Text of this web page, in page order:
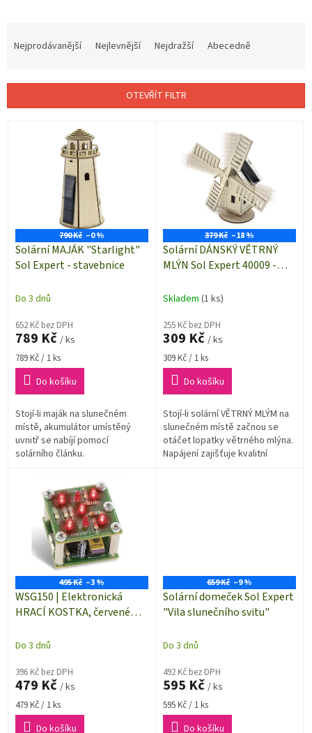
í
Nejprodávanější Nejlevnější Nejdražší Abecedně
OTEVŘÍT FILTR
790 Kč –0 %
Solární MAJÁK "Starlight"
Sol Expert - stavebnice
Do 3 dnů
652 Kč bez DPH
789 Kč / ks
Měrná
cena:
789 Kč / 1 ks
Do košíku
Stojí-li maják na slunečném
místě, akumulátor umístěný
uvnitř se nabíjí pomocí
solárního článku.
379 Kč –18 %
Solární DÁNSKÝ VĚTRNÝ
MLÝN Sol Expert 40009 -
Skladem (1 ks)
255 Kč bez DPH
309 Kč / ks
Měrná
cena:
309 Kč / 1 ks
Do košíku
Stojí-li solární VĚTRNÝ MLÝM na
slunečném místě začnou se
otáčet lopatky větrného mlýna.
Napájení zajišťuje kvalitní
495 Kč –3 %
WSG150 | Elektronická
HRACÍ KOSTKA, červené
Do 3 dnů
396 Kč bez DPH
479 Kč / ks
Měrná
cena:
479 Kč / 1 ks
Do košíku
659 Kč –9 %
Solární domeček Sol Expert
"Vila slunečního svitu"
Do 3 dnů
492 Kč bez DPH
595 Kč / ks
Měrná
cena:
595 Kč / 1 ks
Do košíku